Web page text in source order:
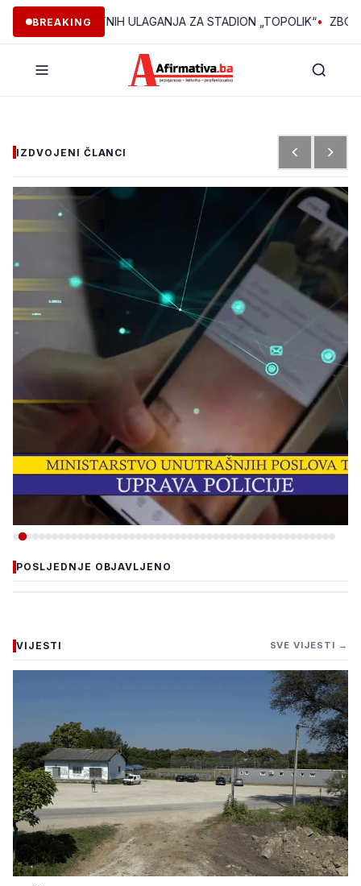
BREAKING
POČETNIH ULAGANJA ZA STADION „TOPOLIK“• ZBOG
IZDVOJENI ČLANCI
ZBOG INTERNETSKE
OD 40.000 KM
POSLJEDNJE OBJAVLJENO
VIJESTI SVE VIJESTI →